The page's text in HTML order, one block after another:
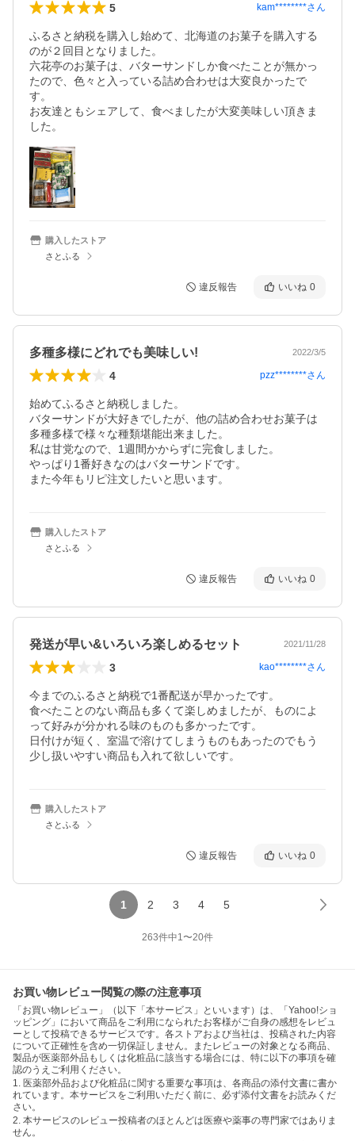
5 kam********さん
ふるさと納税を購入し始めて、北海道のお菓子を購入する
のが２回目となりました。
六花亭のお菓子は、バターサンドしか食べたことが無かっ
たので、色々と入っている詰め合わせは大変良かったで
す。
お友達ともシェアして、食べましたが大変美味しい頂きま
した。
購入したストア
さとふる
違反報告 いいね 0
多種多様にどれでも美味しい! 2022/3/5
4 pzz********さん
始めてふるさと納税しました。
バターサンドが大好きでしたが、他の詰め合わせお菓子は
多種多様で様々な種類堪能出来ました。
私は甘党なので、1週間かからずに完食しました。
やっぱり1番好きなのはバターサンドです。
また今年もリピ注文したいと思います。
購入したストア
さとふる
違反報告 いいね 0
発送が早い&いろいろ楽しめるセット 2021/11/28
3 kao********さん
今までのふるさと納税で1番配送が早かったです。
食べたことのない商品も多くて楽しめましたが、ものによ
って好みが分かれる味のものも多かったです。
日付けが短く、室温で溶けてしまうものもあったのでもう
少し扱いやすい商品も入れて欲しいです。
購入したストア
さとふる
違反報告 いいね 0
1 2 3 4 5
263件中1〜20件
お買い物レビュー閲覧の際の注意事項
「お買い物レビュー」（以下「本サービス」といいます）は、「Yahoo!ショ
ッピング」において商品をご利用になられたお客様がご自身の感想をレビュ
ーとして投稿できるサービスです。各ストアおよび当社は、投稿された内容
について正確性を含め一切保証しません。またレビューの対象となる商品、
製品が医薬部外品もしくは化粧品に該当する場合には、特に以下の事項を確
認のうえご利用ください。
1. 医薬部外品および化粧品に関する重要な事項は、各商品の添付文書に書か
れています。本サービスをご利用いただく前に、必ず添付文書をお読みくだ
さい。
2. 本サービスのレビュー投稿者のほとんどは医療や薬事の専門家ではありま
せん。